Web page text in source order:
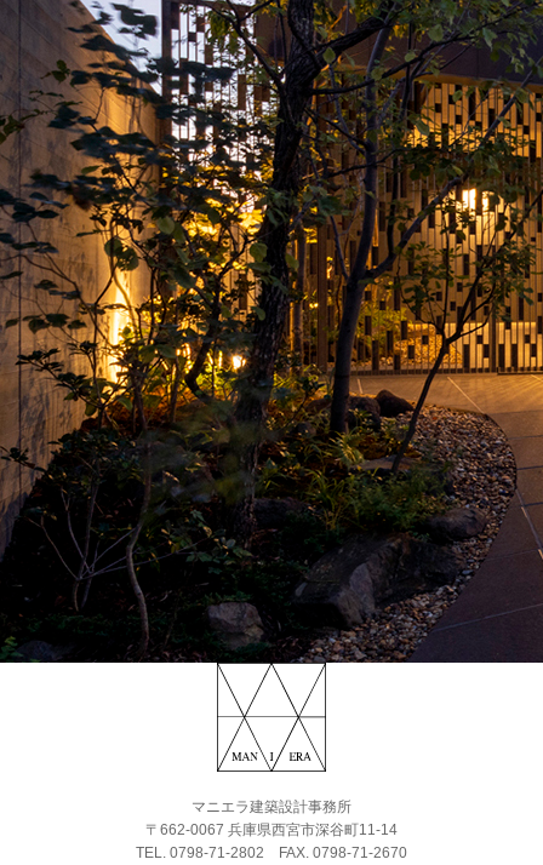
マニエラ建築設計事務所
〒662-0067 兵庫県西宮市深谷町11-14
TEL. 0798-71-2802 FAX. 0798-71-2670